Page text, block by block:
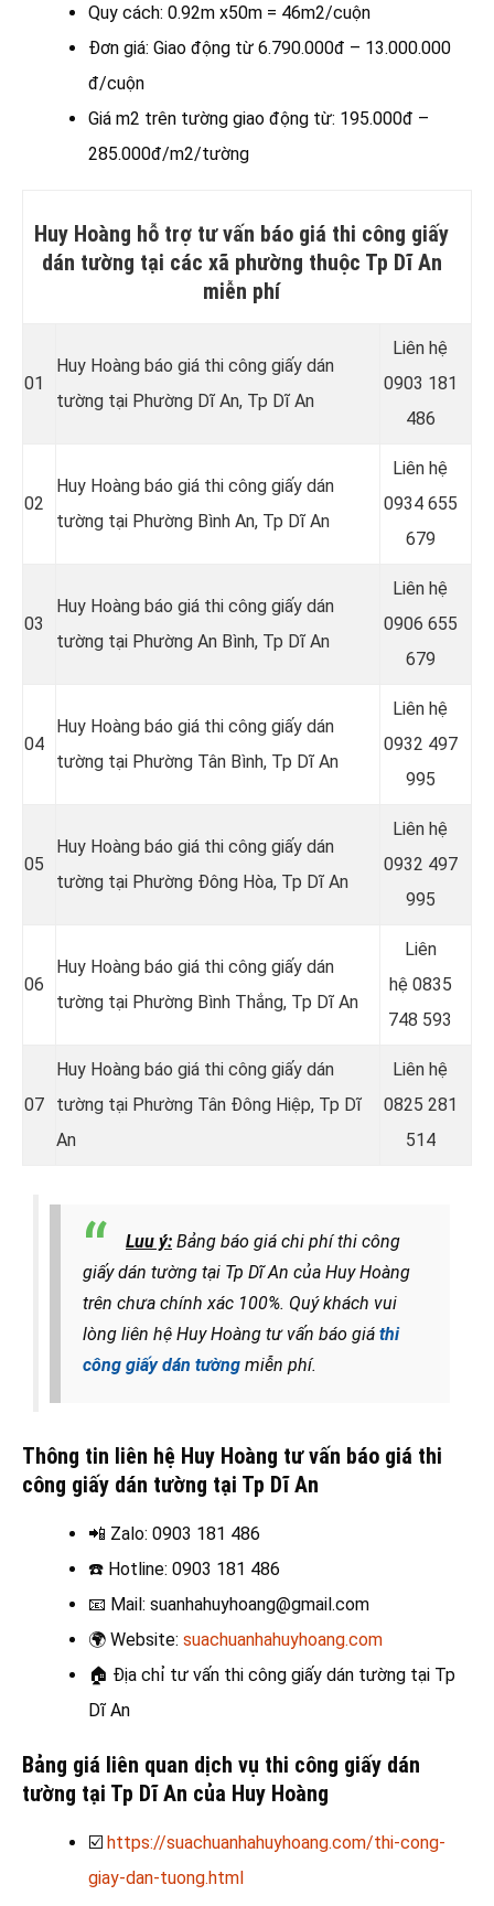
Quy cách: 0.92m x50m = 46m2/cuộn
Đơn giá: Giao động từ 6.790.000đ – 13.000.000
đ/cuộn
Giá m2 trên tường giao động từ: 195.000đ –
285.000đ/m2/tường
Huy Hoàng hỗ trợ tư vấn báo giá thi công giấy
dán tường tại các xã phường thuộc Tp Dĩ An
miễn phí
01
Huy Hoàng báo giá thi công giấy dán
tường tại Phường Dĩ An, Tp Dĩ An
Liên hệ
0903 181
486
02
Huy Hoàng báo giá thi công giấy dán
tường tại Phường Bình An, Tp Dĩ An
Liên hệ
0934 655
679
03
Huy Hoàng báo giá thi công giấy dán
tường tại Phường An Bình, Tp Dĩ An
Liên hệ
0906 655
679
04
Huy Hoàng báo giá thi công giấy dán
tường tại Phường Tân Bình, Tp Dĩ An
Liên hệ
0932 497
995
05
Huy Hoàng báo giá thi công giấy dán
tường tại Phường Đông Hòa, Tp Dĩ An
Liên hệ
0932 497
995
06
Huy Hoàng báo giá thi công giấy dán
tường tại Phường Bình Thắng, Tp Dĩ An
Liên
hệ 0835
748 593
07
Huy Hoàng báo giá thi công giấy dán
tường tại Phường Tân Đông Hiệp, Tp Dĩ
An
Liên hệ
0825 281
514
Luu ý: Bảng báo giá chi phí thi công
giấy dán tường tại Tp Dĩ An của Huy Hoàng
trên chưa chính xác 100%. Quý khách vui
lòng liên hệ Huy Hoàng tư vấn báo giá thi
công giấy dán tường miễn phí.
Thông tin liên hệ Huy Hoàng tư vấn báo giá thi
công giấy dán tường tại Tp Dĩ An
📲 Zalo: 0903 181 486
☎️ Hotline: 0903 181 486
📧 Mail: suanhahuyhoang@gmail.com
🌍 Website: suachuanhahuyhoang.com
🏠 Địa chỉ tư vấn thi công giấy dán tường tại Tp
Dĩ An
Bảng giá liên quan dịch vụ thi công giấy dán
tường tại Tp Dĩ An của Huy Hoàng
☑️ https://suachuanhahuyhoang.com/thi-cong-
giay-dan-tuong.html